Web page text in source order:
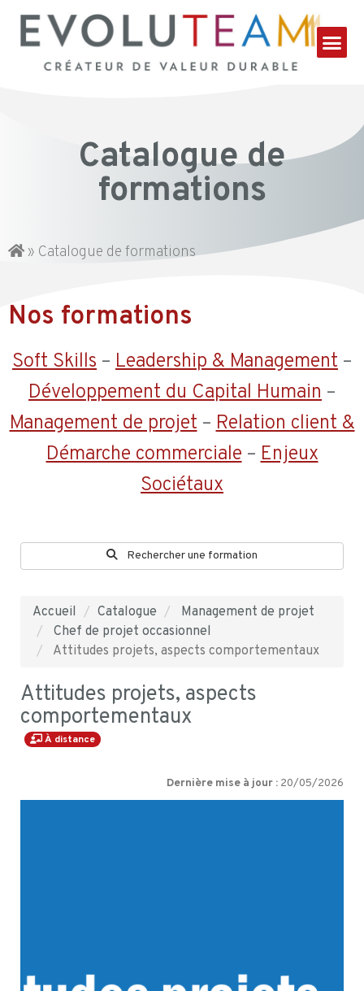
Catalogue de
formations
» Catalogue de formations
Nos formations
Soft Skills – Leadership & Management –
Développement du Capital Humain –
Management de projet–Relation client &
Démarche commerciale–Enjeux
Sociétaux
Rechercher une formation
Accueil Catalogue
Management de projet
Chef de projet occasionnel
Attitudes projets, aspects comportementaux
Attitudes projets, aspects
comportementaux
À distance
Dernière mise à jour : 20/05/2026